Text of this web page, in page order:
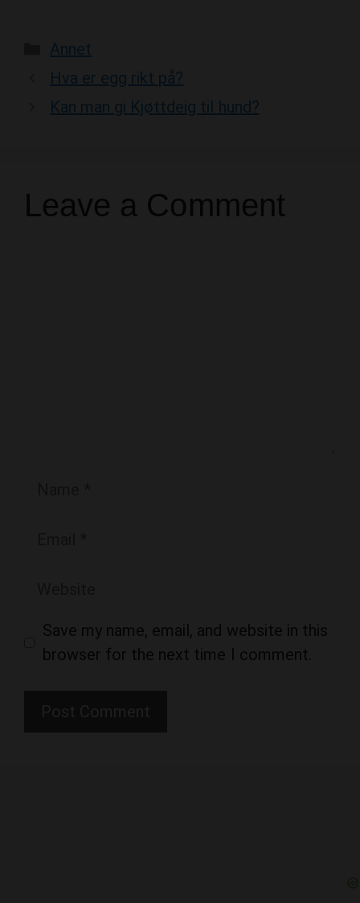
Categories
Annet
Hva er egg rikt på?
Kan man gi Kjøttdeig til hund?
Leave a Comment
Save my name, email, and website in this
browser for the next time I comment.